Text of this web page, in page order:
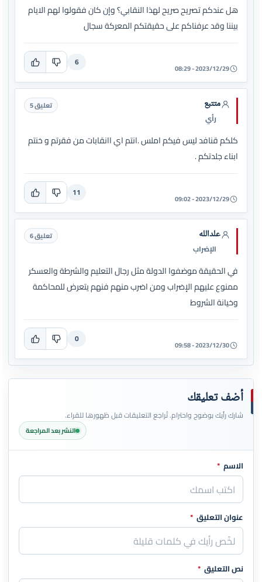
هل عندكم تصريح صريح لهذا النقابي؟ وإن كان فقولوا لهم الايام
بيننا وقد عرفناكم على حقيقتكم المعركة سجال
2023/12/29 - 08:29
6
متتبع
رأي
تعليق 5
كلكم قنافد ليس فيكم املس .انتم اي اانقابات من فقرتم و خنتم
ابناء جلدتكم .
2023/12/29 - 09:02
11
علدالله
الإضراب
تعليق 6
في الحقيقة موضفوا الدولة مثل رجال التعليم والشرطة والعسكر
ممنوع عليهم الإضراب ومن اضرب منهم فنهم يتعرض للمحاكمة
وخيانة الشروط
2023/12/30 - 09:58
0
أضف تعليقك
شارك رأيك بوضوح واحترام. تُراجع التعليقات قبل ظهورها للقراء.
النشر بعد المراجعة
اترك هذا الحقل فارغاً
الاسم *
عنوان التعليق *
نص التعليق *